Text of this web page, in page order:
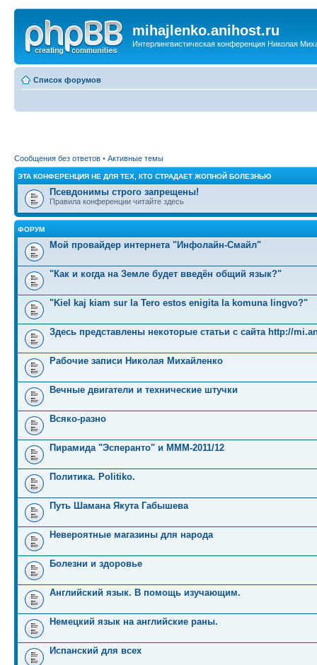
mihajlenko.anihost.ru
Интерлингвистическая конференция Николая
Список форумов
Сообщения без ответов • Активные темы
ЭТА КОНФЕРЕНЦИЯ НЕ ДЛЯ ТЕХ, КТО СТРАДАЕТ ЖОПНОЙ БОЛЕЗНЬЮ
Псевдонимы строго запрещены!
Правила конференции читайте здесь
ФОРУМ
Мой провайдер интернета "Инфолайн-Смайл"
"Как и когда на Земле будет введён общий язык?"
"Kiel kaj kiam sur la Tero estos enigita la komuna lingvo?"
Здесь представлены некоторые статьи с сайта http://
Рабочие записи Николая Михайленко
Вечные двигатели и технические штучки
Всяко-разно
Пирамида "Эсперанто" и MMM-2011/12
Политика. Politiko.
Путь Шамана Якута Габышева
Невероятные магазины для народа
Болезни и здоровье
Английский язык. В помощь изучающим.
Немецкий язык на английские раны.
Испанский для всех